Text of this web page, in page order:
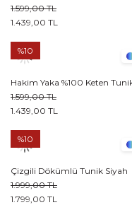
1.439,00 TL
1.599,00 TL
Hakim Yaka %100 Keten
1.439,00 TL
1.599,00 TL
%10
Çizgili Dökümlü Tunik Siyah
1.799,00 TL
1.999,00 TL
%10